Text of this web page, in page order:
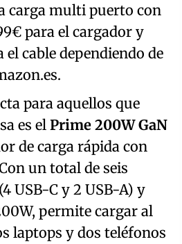
carga multi puerto con
para el cargador y
el cable dependiendo de
para aquellos que
es el Prime 200W GaN
de carga rápida con
un total de seis
USB-C y 2 USB-A) y
permite cargar al
laptops y dos teléfonos